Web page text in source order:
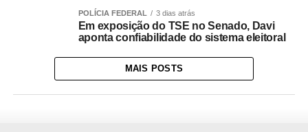
POLÍCIA FEDERAL 3 dias atrás
Em exposição do TSE no Senado, Davi
aponta confiabilidade do sistema eleitoral
MAIS POSTS